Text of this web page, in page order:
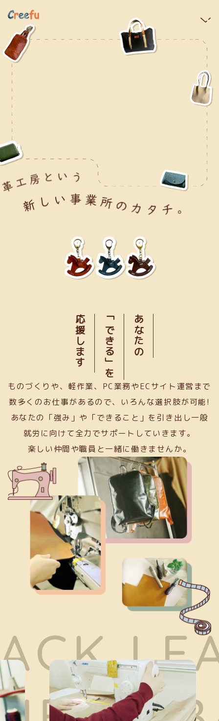
あなたの
「できる」を
応援します
ものづくりや、軽作業、PC業務やECサイト運営まで
数多くのお仕事があるので、いろんな選択肢が可能!
あなたの「強み」や「できること」を引き出し一般
就労に向けて全力でサポートしていきます。
楽しい仲間や職員と一緒に働きませんか。